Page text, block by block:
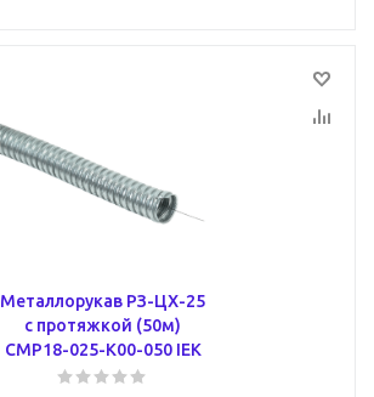
Металлорукав РЗ-ЦХ-25
с протяжкой (50м)
CMP18-025-K00-050 IEK